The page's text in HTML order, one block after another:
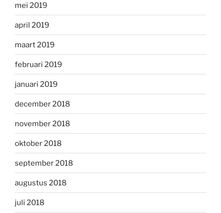
mei 2019
april 2019
maart 2019
februari 2019
januari 2019
december 2018
november 2018
oktober 2018
september 2018
augustus 2018
juli 2018